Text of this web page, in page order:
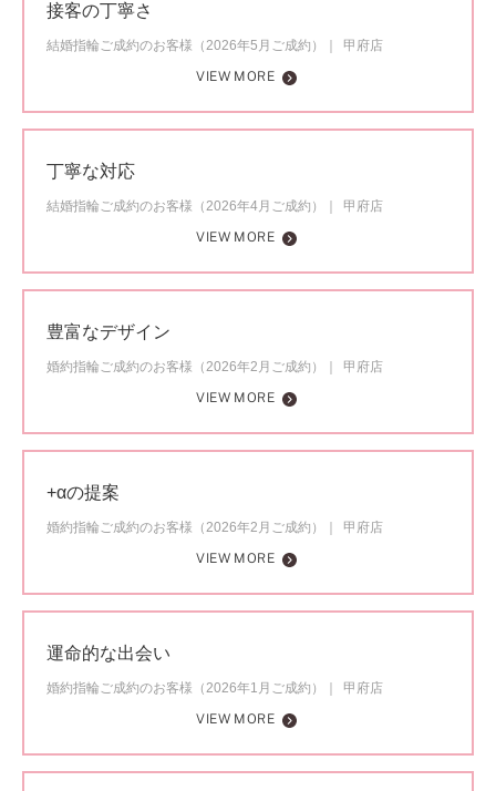
接客の丁寧さ
結婚指輪ご成約のお客様（2026年5月ご成約）
甲府店
VIEW MORE
丁寧な対応
結婚指輪ご成約のお客様（2026年4月ご成約）
甲府店
VIEW MORE
豊富なデザイン
婚約指輪ご成約のお客様（2026年2月ご成約）
甲府店
VIEW MORE
+αの提案
婚約指輪ご成約のお客様（2026年2月ご成約）
甲府店
VIEW MORE
運命的な出会い
婚約指輪ご成約のお客様（2026年1月ご成約）
甲府店
VIEW MORE